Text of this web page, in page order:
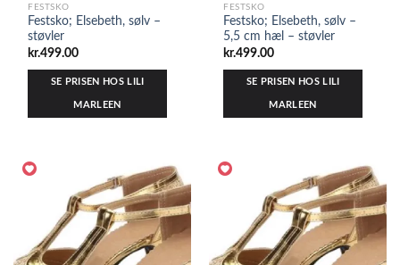
FESTSKO
Festsko; Elsebeth, sølv –
støvler
kr.499.00
SE PRISEN HOS LILI
MARLEEN
FESTSKO
Festsko; Elsebeth, sølv –
5,5 cm hæl – støvler
kr.499.00
SE PRISEN HOS LILI
MARLEEN